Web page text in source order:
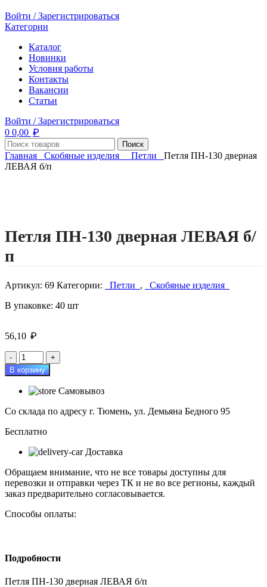
Войти / Зарегистрироваться
Категории
Каталог
Новинки
Условия работы
Контакты
Вакансии
Статьи
Войти / Зарегистрироваться
0 0,00 ₽
Поиск
Главная Скобяные изделия Петли Петля ПН-130 дверная
ЛЕВАЯ б/п
Петля ПН-130 дверная ЛЕВАЯ б/
п
Артикул: 69 Категории: Петли ,
Скобяные изделия
В упаковке: 40 шт
56,10 ₽
Количество
товара
Петля
ПН-130
дверная
ЛЕВАЯ
п
В корзину
Самовывоз
Со склада по адресу г. Тюмень, ул. Демьяна Бедного 95
Бесплатно
Доставка
Обращаем внимание, что не все товары доступны для
перевозки и отправки через ТК и не во все регионы, каждый
заказ предварительно согласовывается.
Способы оплаты:
Подробности
Петля ПН-130 дверная ЛЕВАЯ б/п